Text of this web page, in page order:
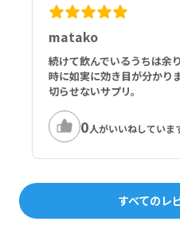
matako
続けて飲んでいるうちは余
時に如実に効き目が分かりま
切らせないサプリ。
0人がいいねしていま
すべてのレ